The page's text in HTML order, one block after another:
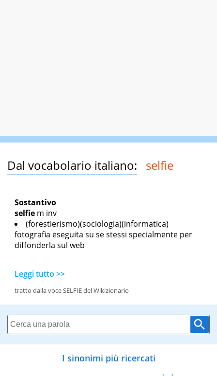
Dal vocabolario italiano: selfie
Sostantivo
selfie m inv
(forestierismo)(sociologia)(informatica)
fotografia eseguita su se stessi specialmente per
diffonderla sul web
Leggi tutto >>
tratto dalla voce SELFIE del Wikizionario
I sinonimi più ricercati